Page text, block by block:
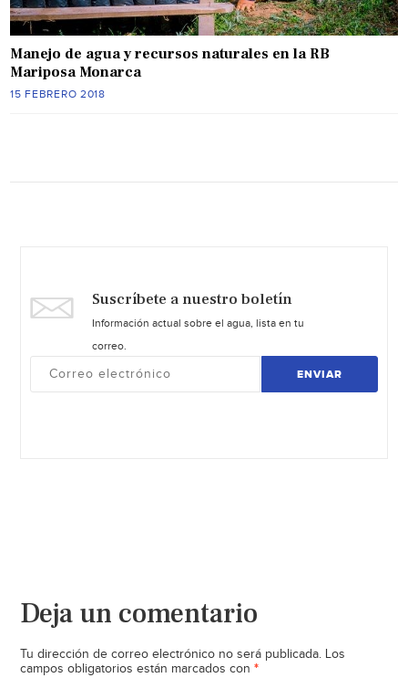
Manejo de agua y recursos naturales en la RB
Mariposa Monarca
15 FEBRERO 2018
Suscríbete a nuestro boletín
Información actual sobre el agua, lista en tu
correo.
ENVIAR
Deja un comentario
Tu dirección de correo electrónico no será publicada. Los
campos obligatorios están marcados con *